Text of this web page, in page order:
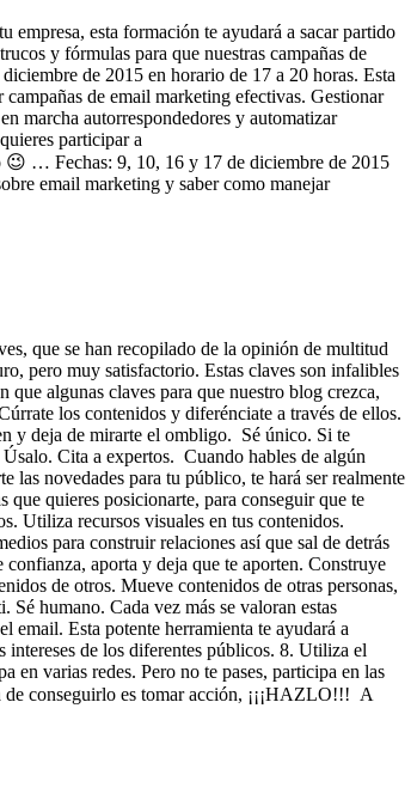
empresa, esta formación te ayudará a sacar partido
y fórmulas para que nuestras campañas de
de 2015 en horario de 17 a 20 horas. Esta
de email marketing efectivas. Gestionar
marcha autorrespondedores y automatizar
participar a
😉 … Fechas: 9, 10, 16 y 17 de diciembre de 2015
email marketing y saber como manejar
que se han recopilado de la opinión de multitud
pero muy satisfactorio. Estas claves son infalibles
algunas claves para que nuestro blog crezca,
los contenidos y diferénciate a través de ellos.
y deja de mirarte el ombligo. Sé único. Si te
Cita a expertos. Cuando hables de algún
las novedades para tu público, te hará ser realmente
que quieres posicionarte, para conseguir que te
Utiliza recursos visuales en tus contenidos.
para construir relaciones así que sal de detrás
aporta y deja que te aporten. Construye
de otros. Mueve contenidos de otras personas,
Sé humano. Cada vez más se valoran estas
email. Esta potente herramienta te ayudará a
intereses de los diferentes públicos. 8. Utiliza el
en varias redes. Pero no te pases, participa en las
de conseguirlo es tomar acción, ¡¡¡HAZLO!!! A